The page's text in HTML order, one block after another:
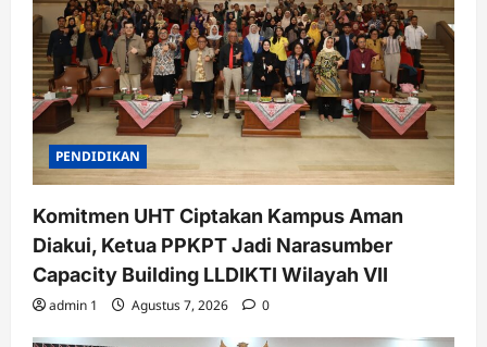
PENDIDIKAN
Komitmen UHT Ciptakan Kampus Aman
Diakui, Ketua PPKPT Jadi Narasumber
Capacity Building LLDIKTI Wilayah VII
admin 1 Agustus 7, 2026 0